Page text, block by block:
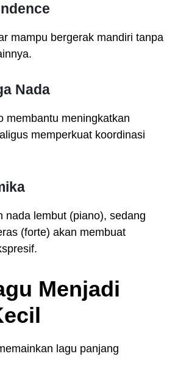
mampu bergerak mandiri tanpa
Nada
membantu meningkatkan
memperkuat koordinasi
nada lembut (piano), sedang
(forte) akan membuat
Menjadi
lagu panjang